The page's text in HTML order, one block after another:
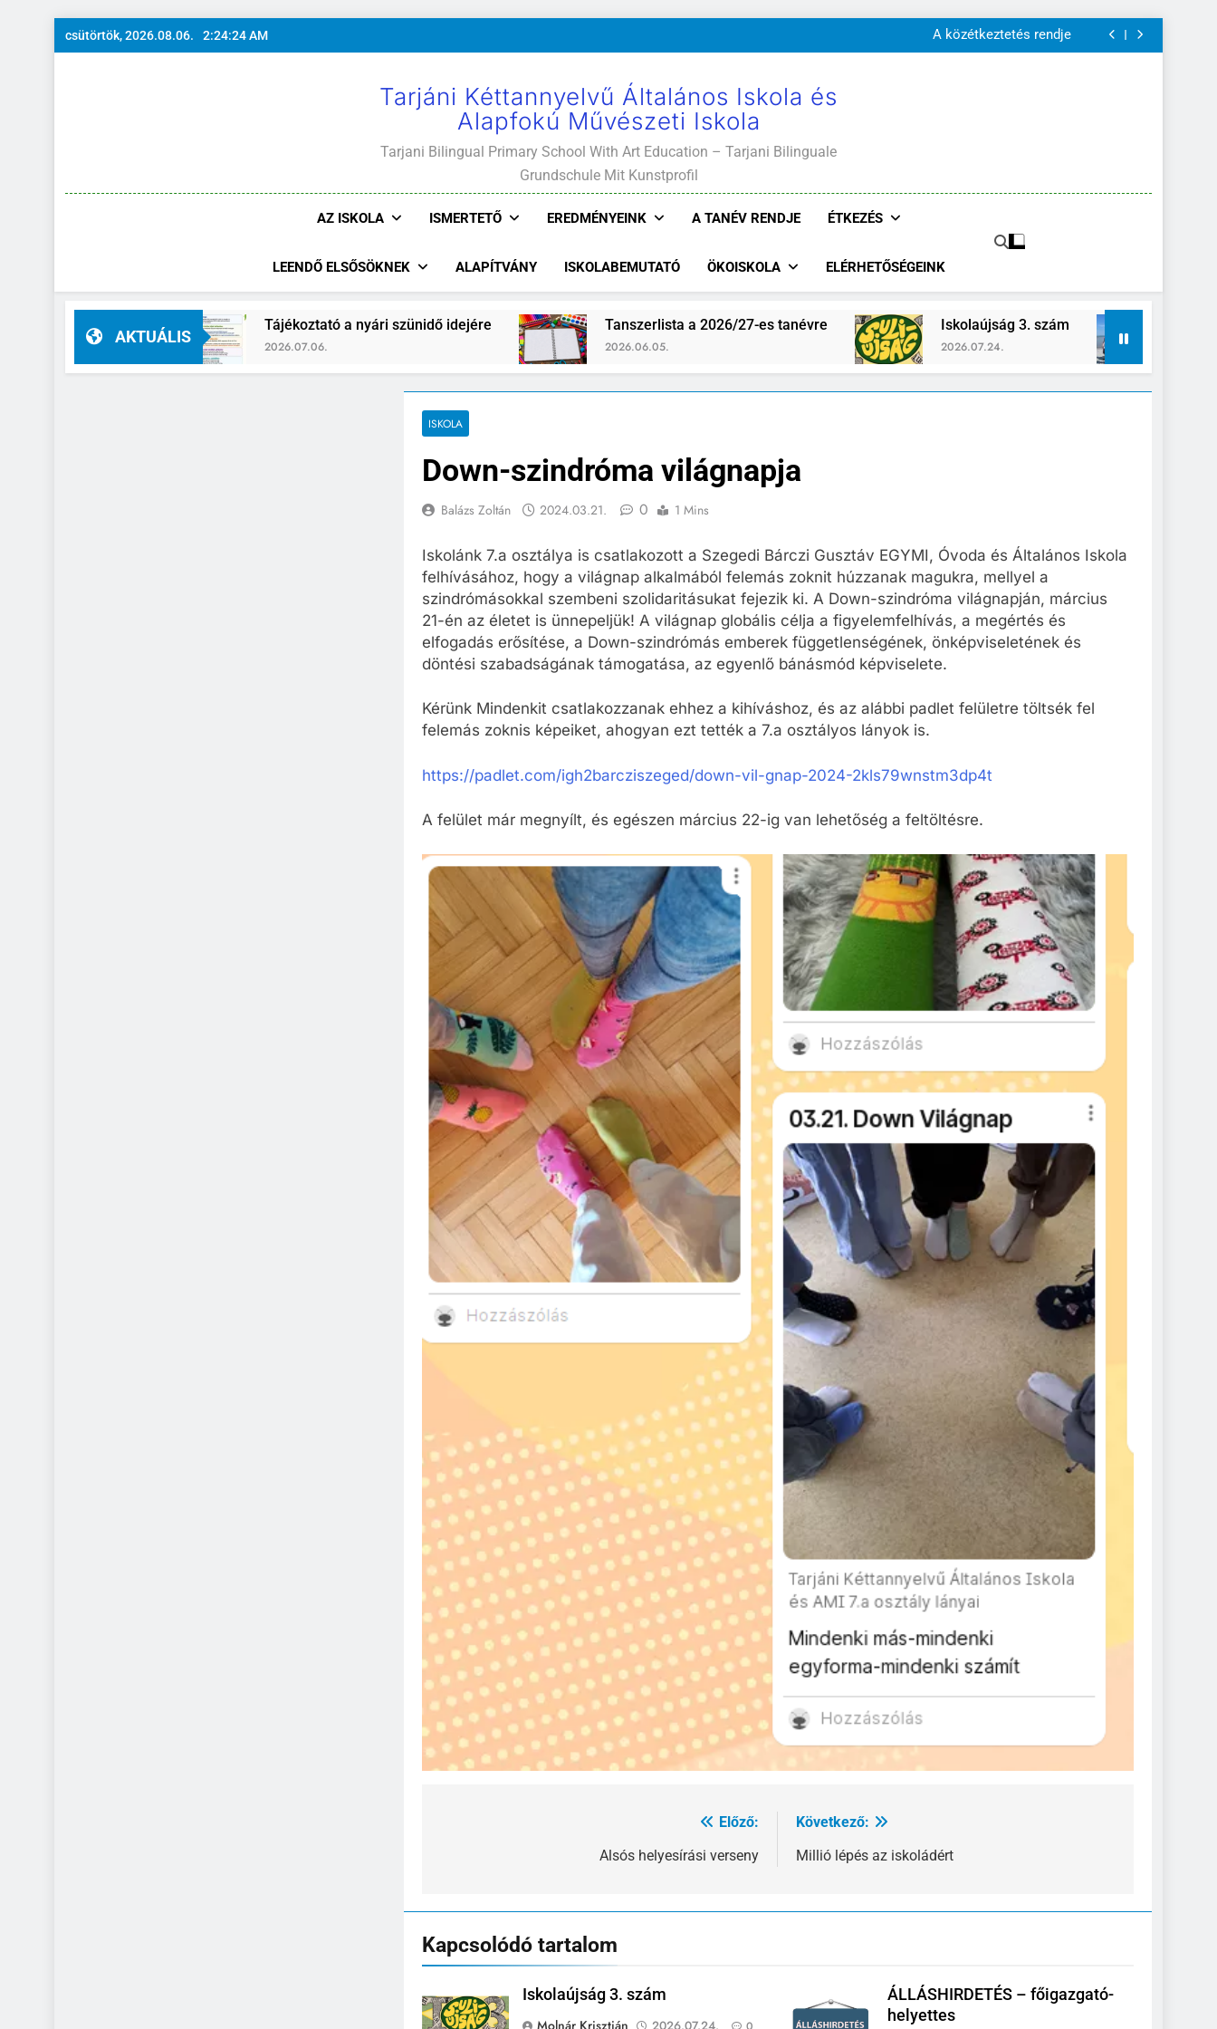
Ugrás
a
csütörtök, 2026.08.06. 2:24:25 AM
Szülői értekezletek 2026. május 04-14.
A közétkeztetés rendje
Kötelező és ajánlott olvasmányok
Tarjáni Kéttannyelvű Általános Iskola és
Alapfokú Művészeti Iskola
Tarjani Bilingual Primary School With Art Education – Tarjani Bilinguale
Grundschule Mit Kunstprofil
AZ ISKOLA ISMERTETŐ EREDMÉNYEINK A TANÉV RENDJE ÉTKEZÉS
LEENDŐ ELSŐSÖKNEK ALAPÍTVÁNY ISKOLABEMUTATÓ ÖKOISKOLA ELÉRHETŐSÉGEINK
AKTUÁLIS
Tájékoztató a nyári szünidő idejére
2026.07.06.
Tanszerlista a 2026/27-es tanévre
2026.06.05.
Iskolaújság 3. szám
2026.07.24. 2026.06.26.
ISKOLA
Down-szindróma világnapja
Balázs Zoltán 2024.03.21. 0 1 Mins
Iskolánk 7.a osztálya is csatlakozott a Szegedi Bárczi Gusztáv EGYMI, Óvoda és Általános Iskola
felhívásához, hogy a világnap alkalmából felemás zoknit húzzanak magukra, mellyel a
szindrómásokkal szembeni szolidaritásukat fejezik ki. A Down-szindróma világnapján, március
21-én az életet is ünnepeljük! A világnap globális célja a figyelemfelhívás, a megértés és
elfogadás erősítése, a Down-szindrómás emberek függetlenségének, önképviseletének és
döntési szabadságának támogatása, az egyenlő bánásmód képviselete.
Kérünk Mindenkit csatlakozzanak ehhez a kihíváshoz, és az alábbi padlet felületre töltsék fel
felemás zoknis képeiket, ahogyan ezt tették a 7.a osztályos lányok is.
https://padlet.com/igh2barcziszeged/down-vil-gnap-2024-2kls79wnstm3dp4t
A felület már megnyílt, és egészen március 22-ig van lehetőség a feltöltésre.
Előző:
Alsós helyesírási verseny
Következő:
Millió lépés az iskoládért
Kapcsolódó tartalom
Iskolaújság 3. szám
Molnár Krisztián
2026.07.24.
ÁLLÁSHIRDETÉS – főigazgató-
helyettes